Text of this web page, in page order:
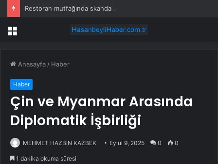
Menü
Anasayfa / Haber
Haber
Çin ve Myanmar Arasında
Diplomatik İşbirliği
MEHMET HAZBİN KAZBEK Eylül 9, 2025 0 0
1 dakika okuma süresi